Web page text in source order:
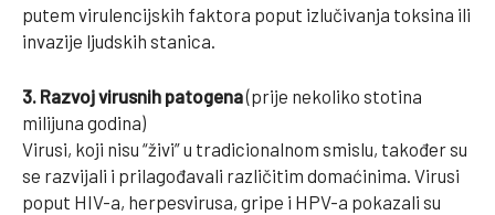
putem virulencijskih faktora poput izlučivanja toksina ili
invazije ljudskih stanica.
3. Razvoj virusnih patogena(prije nekoliko stotina
milijuna godina)
Virusi, koji nisu “živi” u tradicionalnom smislu, također su
se razvijali i prilagođavali različitim domaćinima. Virusi
poput HIV-a, herpesvirusa, gripe i HPV-a pokazali su